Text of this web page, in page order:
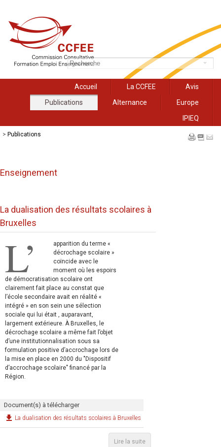
Accueil La CCFEE
Avis
Publications
Alternance
Europe
IPIEQ
> Publications
Enseignement
La dualisation des résultats scolaires à
Bruxelles
L’
apparition du terme «
décrochage scolaire »
coïncide avec le
moment où les espoirs
de démocratisation scolaire ont
clairement fait place au constat que
l’école secondaire avait en réalité «
intégré » en son sein une sélection
sociale qui lui était , auparavant,
largement extérieure. À Bruxelles, le
décrochage scolaire a même fait l’objet
d’une institutionnalisation sous sa
formulation positive d’accrochage lors de
la mise en place en 2000 du "Dispositif
d’accrochage scolaire" financé par la
Région.
Document(s) à télécharger
La dualisation des résultats scolaires à Bruxelles
Lire la suite